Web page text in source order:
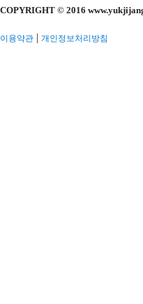
COPYRIGHT © 2016
이용약관 | 개인정보처리방침